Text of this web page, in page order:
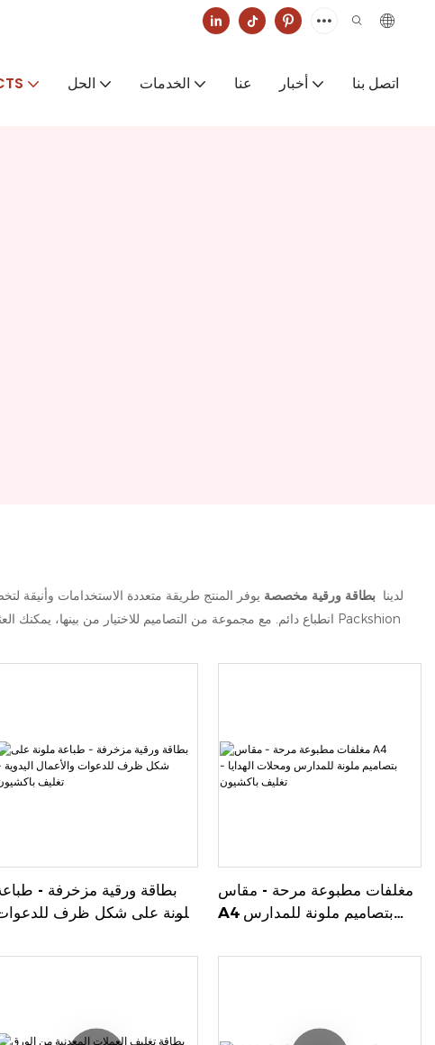
الحل الخدمات عنا أخبار اتصل بنا
في Packshion، لدينا بطاقة ورقية مخصصة يوفر المنتج طريقة متعددة الاستخدامات
انطباع دائم. مع مجموعة من التصاميم للاختيار من بينها، يمكنك العثور على البطاقة المثالية التي تناسب أي مناسبة. مصنوعة من مواد عالية الجودة، بطاقاتنا الورقية متينة وصديقة للبيئة. ارفع رسالتك وأظهر اهتمامك مع Packshion
بطاقة ورقية مزخرفة -
ملونة على شكل ظرف
مغلفات مطبوعة مرحة - مقاس
A4 بتصاميم ملونة للمدارس